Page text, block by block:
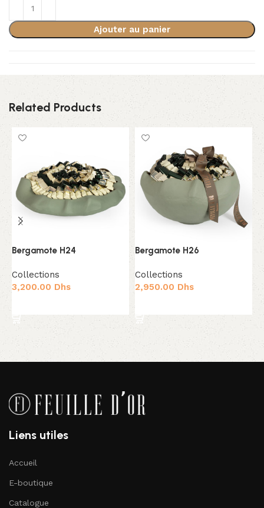
Ajouter au panier
Related Products
Bergamote H24
Collections
3,200.00 Dhs
Bergamote H26
Collections
2,950.00 Dhs
Liens utiles
Accueil
E-boutique
Catalogue